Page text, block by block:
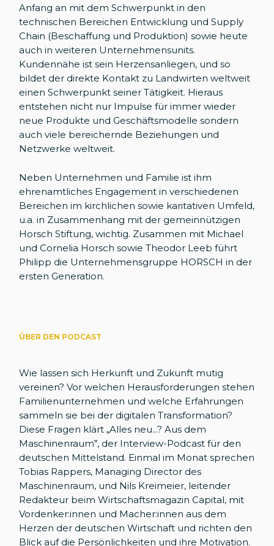
Anfang an mit dem Schwerpunkt in den
technischen Bereichen Entwicklung und Supply
Chain (Beschaffung und Produktion) sowie heute
auch in weiteren Unternehmensunits.
Kundennähe ist sein Herzensanliegen, und so
bildet der direkte Kontakt zu Landwirten weltweit
einen Schwerpunkt seiner Tätigkeit. Hieraus
entstehen nicht nur Impulse für immer wieder
neue Produkte und Geschäftsmodelle sondern
auch viele bereichernde Beziehungen und
Netzwerke weltweit.
Neben Unternehmen und Familie ist ihm
ehrenamtliches Engagement in verschiedenen
Bereichen im kirchlichen sowie karitativen Umfeld,
u.a. in Zusammenhang mit der gemeinnützigen
Horsch Stiftung, wichtig. Zusammen mit Michael
und Cornelia Horsch sowie Theodor Leeb führt
Philipp die Unternehmensgruppe HORSCH in der
ersten Generation.
ÜBER DEN PODCAST
Wie lassen sich Herkunft und Zukunft mutig
vereinen? Vor welchen Herausforderungen stehen
Familienunternehmen und welche Erfahrungen
sammeln sie bei der digitalen Transformation?
Diese Fragen klärt „Alles neu...? Aus dem
Maschinenraum”, der Interview-Podcast für den
deutschen Mittelstand. Einmal im Monat sprechen
Tobias Rappers, Managing Director des
Maschinenraum, und Nils Kreimeier, leitender
Redakteur beim Wirtschaftsmagazin Capital, mit
Vordenker:innen und Macher:innen aus dem
Herzen der deutschen Wirtschaft und richten den
Blick auf die Persönlichkeiten und ihre Motivation.